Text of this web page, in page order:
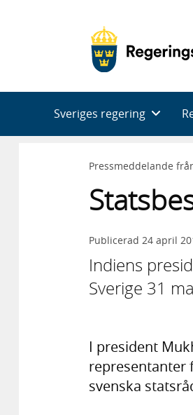
Sveriges regering
Pressmeddelande
Publicerad 24 april
Indiens
Sverige 31
I president
representanter
svenska